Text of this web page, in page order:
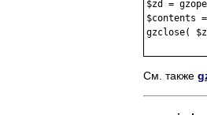
$zd =
$contents
gzclose(
См. также